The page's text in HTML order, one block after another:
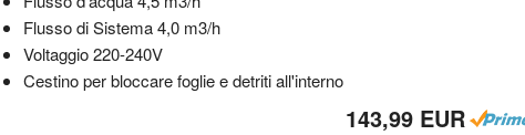
Flusso di Sistema 4,0 m3/h
Voltaggio 220-240V
Cestino per bloccare foglie e detriti all'interno
143,99 EUR